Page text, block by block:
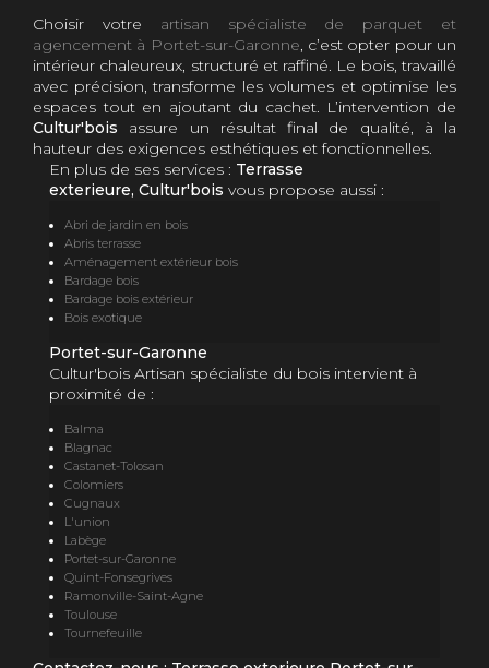
Choisir votre artisan spécialiste de parquet et
agencement à Portet-sur-Garonne, c’est opter pour un
intérieur chaleureux, structuré et raffiné. Le bois, travaillé
avec précision, transforme les volumes et optimise les
espaces tout en ajoutant du cachet. L’intervention de
Cultur'bois assure un résultat final de qualité, à la
hauteur des exigences esthétiques et fonctionnelles.
En plus de ses services : Terrasse
exterieure, Cultur'bois vous propose aussi :
Abri de jardin en bois
Abris terrasse
Aménagement extérieur bois
Bardage bois
Bardage bois extérieur
Bois exotique
Portet-sur-Garonne
Cultur'bois Artisan spécialiste du bois intervient à
proximité de :
Balma
Blagnac
Castanet-Tolosan
Colomiers
Cugnaux
L'union
Labège
Portet-sur-Garonne
Quint-Fonsegrives
Ramonville-Saint-Agne
Toulouse
Tournefeuille